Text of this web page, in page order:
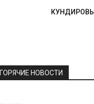
КУНДИРОВЫ
ГОРЯЧИЕ НОВОСТИ